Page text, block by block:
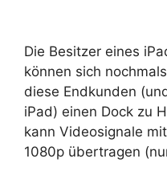
Die Besitzer eines
können sich
diese Endkunden
iPad) einen Dock zu
kann Videosignale
1080p übertragen